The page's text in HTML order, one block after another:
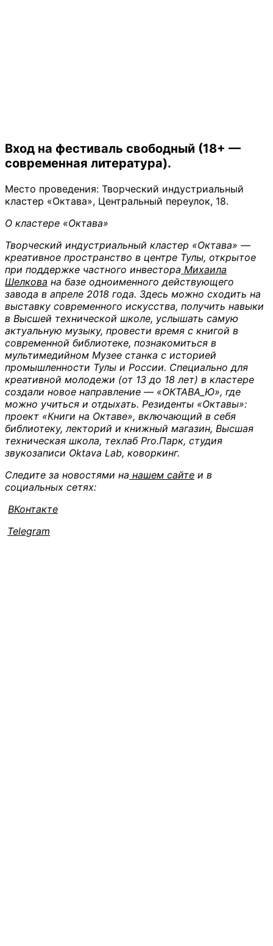
Вход на фестиваль свободный (18+ —
современная литература).
Место проведения: Творческий индустриальный
кластер «Октава», Центральный переулок, 18.
О кластере «Октава»
Творческий индустриальный кластер «Октава» —
креативное пространство в центре Тулы, открытое
при поддержке частного инвестора Михаила
Шелкова на базе одноименного действующего
завода в апреле 2018 года. Здесь можно сходить на
выставку современного искусства, получить навыки
в Высшей технической школе, услышать самую
актуальную музыку, провести время с книгой в
современной библиотеке, познакомиться в
мультимедийном Музее станка с историей
промышленности Тулы и России. Специально для
креативной молодежи (от 13 до 18 лет) в кластере
создали новое направление — «ОКТАВА_Ю», где
можно учиться и отдыхать. Резиденты «Октавы»:
проект «Книги на Октаве», включающий в себя
библиотеку, лекторий и книжный магазин, Высшая
техническая школа, техлаб Pro.Парк, студия
звукозаписи Oktava Lab, коворкинг.
Следите за новостями на нашем сайте и в
социальных сетях:
ВКонтакте
Telegram